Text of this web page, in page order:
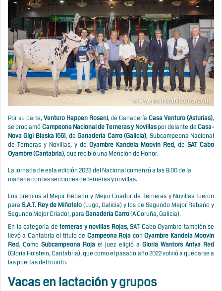
Por su parte,Venturo Happen Rosani, de GanaderíaCasa Venturo(Asturias),
se proclamóCampeona Nacional de Terneras y Novillaspor delante deCasa-
Nova Gigi Blaska 1661, deGanadería Carro (Galicia), Subcampeona Nacional
de Terneras y Novillas, y de Oyambre Kandela Moovin Red, de SAT Cabo
Oyambre (Cantabria), que recibió una Mención de Honor.
La jornada de esta edición 2023 del Nacional comenzó a las 9:00 de la
mañana con las secciones de terneras y novillas.
Los premios al Mejor Rebaño y Mejor Criador de Terneras y Novillas fueron
para S.A.T. Rey de Miñotelo(Lugo, Galicia) y los de Segundo Mejor Rebaño y
Segundo Mejor Criador, paraGanadería Carro(A Coruña, Galicia).
En la categoría de terneras y novillas Rojas, SAT Cabo Oyambre también se
llevó a Cantabria el título de Campeona Roja conOyambre Kandela Moovin
Red. ComoSubcampeona Roja el juez eligió a Gloria Warriors Antya Red
(Gloria Holstein, Cantabria), que como el pasado año 2022 volvió a quedarse a
las puertas del triunfo.
Vacas en lactación y grupos